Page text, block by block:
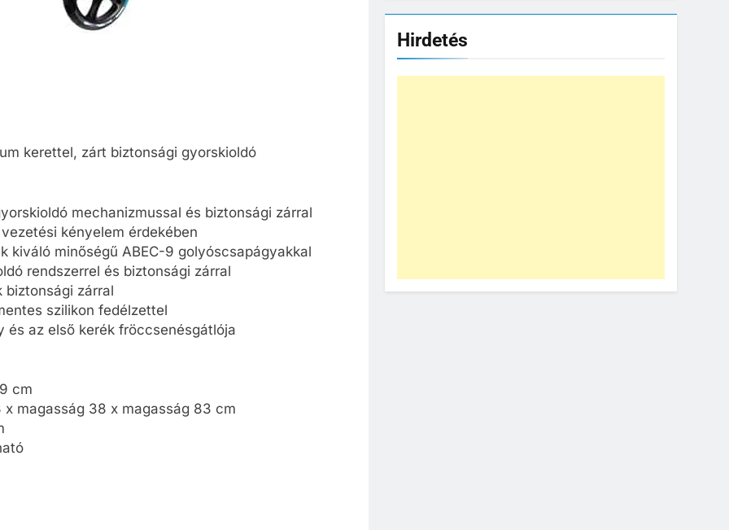
kerettel, zárt biztonsági gyorskioldó
mechanizmussal és biztonsági zárral
kényelem érdekében
kiváló minőségű ABEC-9 golyóscsapágyakkal
rendszerrel és biztonsági zárral
biztonsági zárral
szilikon fedélzettel
és az első kerék fröccsenésgátlója
cm
magasság 38 x magasság 83 cm
Hirdetés